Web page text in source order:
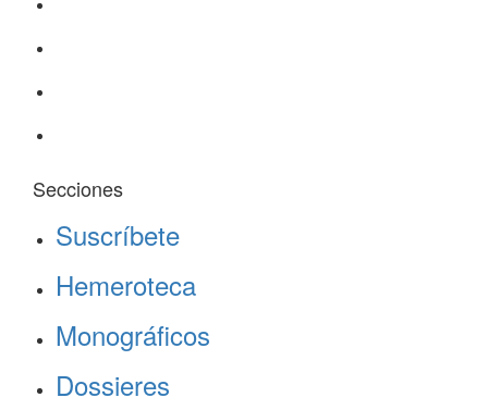
Secciones
Suscríbete
Hemeroteca
Monográficos
Dossieres